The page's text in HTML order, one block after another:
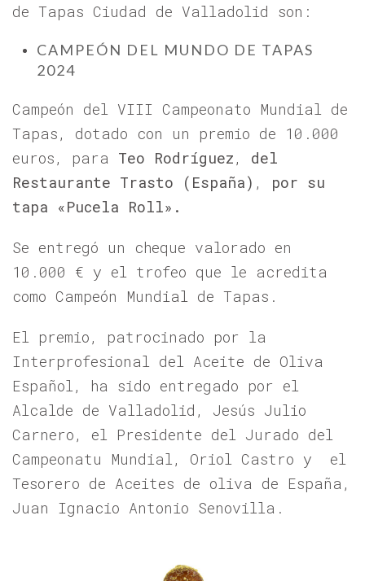
de Tapas Ciudad de Valladolid son:
CAMPEÓN DEL MUNDO DE TAPAS
2024
Campeón del VIII Campeonato Mundial de
Tapas, dotado con un premio de 10.000
euros, para Teo Rodríguez, del
Restaurante Trasto (España) , por su
tapa «Pucela Roll».
Se entregó un cheque valorado en
10.000 € y el trofeo que le acredita
como Campeón Mundial de Tapas.
El premio, patrocinado por la
Interprofesional del Aceite de Oliva
Español, ha sido entregado por el
Alcalde de Valladolid, Jesús Julio
Carnero, el Presidente del Jurado del
Campeonatu Mundial, Oriol Castro y el
Tesorero de Aceites de oliva de España,
Juan Ignacio Antonio Senovilla.